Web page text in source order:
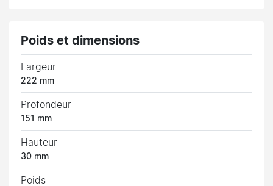
Poids et dimensions
Largeur
222 mm
Profondeur
151 mm
Hauteur
30 mm
Poids